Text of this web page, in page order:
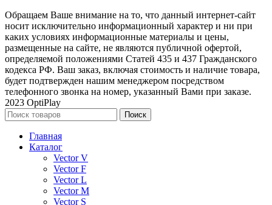
Обращаем Ваше внимание на то, что данный интернет-сайт
носит исключительно информационный характер и ни при
каких условиях информационные материалы и цены,
размещенные на сайте, не являются публичной офертой,
определяемой положениями Статей 435 и 437 Гражданского
кодекса РФ. Ваш заказ, включая стоимость и наличие товара,
будет подтвержден нашим менеджером посредством
телефонного звонка на номер, указанный Вами при заказе.
2023 OptiPlay
Поиск
Главная
Каталог
Vector V
Vector F
Vector L
Vector M
Vector S